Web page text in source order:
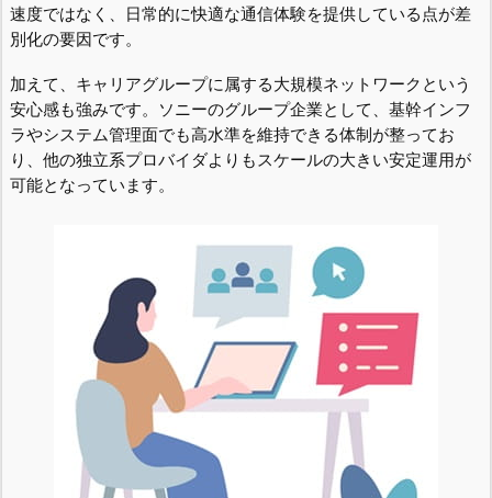
速度ではなく、日常的に快適な通信体験を提供している点が差
別化の要因です。
加えて、キャリアグループに属する大規模ネットワークという
安心感も強みです。ソニーのグループ企業として、基幹インフ
ラやシステム管理面でも高水準を維持できる体制が整ってお
り、他の独立系プロバイダよりもスケールの大きい安定運用が
可能となっています。